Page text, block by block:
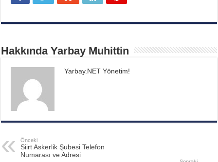
Hakkında Yarbay Muhittin
Yarbay.NET Yönetim!
Önceki
Siirt Askerlik Şubesi Telefon
Numarası ve Adresi